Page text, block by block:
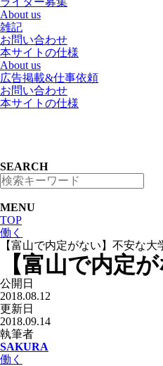
About us
雑記
お問い合わせ
本サイトの仕様
About us
広告掲載&仕事依頼
お問い合わせ
本サイトの仕様
SEARCH
MENU
TOP
働く
【富山で内定がない】不安な
【富山で内定
公開日
2018.08.12
更新日
2018.09.14
執筆者
SAKURA
働く